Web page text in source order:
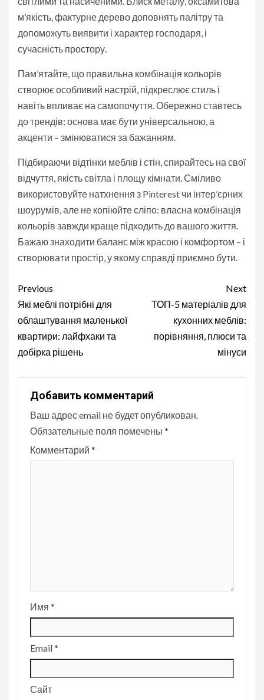
м’якість, фактурне дерево доповнять палітру та
допоможуть виявити і характер господаря, і
сучасність простору.
Пам’ятайте, що правильна комбінація кольорів
створює особливий настрій, підкреслює стиль і
навіть впливає на самопочуття. Обережно ставтесь
до трендів: основа має бути універсальною, а
акценти – змінюватися за бажанням.
Підбираючи відтінки меблів і стін, спирайтесь на свої
відчуття, якість світла і площу кімнати. Сміливо
використовуйте натхнення з Pinterest чи інтер’єрних
шоурумів, але не копіюйте сліпо: власна комбінація
кольорів завжди краще підходить до вашого життя.
Бажаю знаходити баланс між красою і комфортом – і
створювати простір, у якому справді приємно бути.
Continue
Reading
Previous
Які меблі потрібні для
облаштування маленької
квартири: лайфхаки та
добірка рішень
Next
ТОП-5 матеріалів для
кухонних меблів:
порівняння, плюси та
мінуси
Добавить комментарий
Ваш адрес email не будет опубликован.
Обязательные поля помечены *
Комментарий *
Имя *
Email*
Сайт